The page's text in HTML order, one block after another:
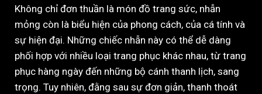
Không chỉ đơn thuần là món đồ trang sức, nhẫn
mỏng còn là biểu hiện của phong cách, của cá tính và
sự hiện đại. Những chiếc nhẫn này có thể dễ dàng
phối hợp với nhiều loại trang phục khác nhau, từ trang
phục hàng ngày đến những bộ cánh thanh lịch, sang
trọng. Tuy nhiên, đằng sau sự đơn giản, thanh thoát